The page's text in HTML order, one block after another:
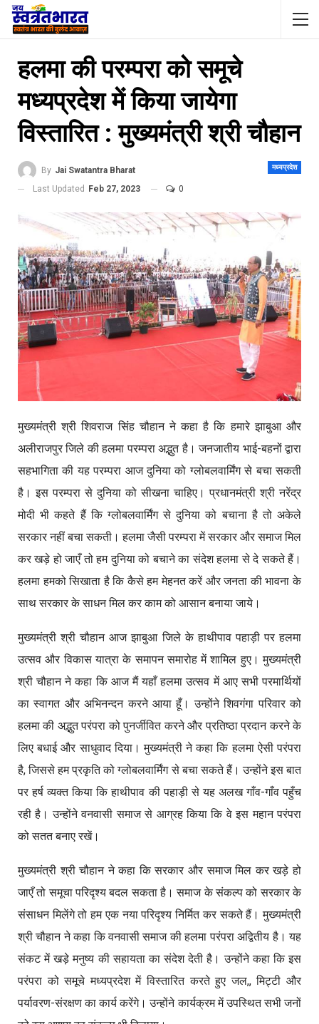
हलमा की परम्परा को समूचे
मध्यप्रदेश में किया जायेगा
विस्तारित : मुख्यमंत्री श्री चौहान
मध्यप्रदेश
By Jai Swatantra Bharat
Last Updated Feb 27, 2023 0
मुख्यमंत्री श्री शिवराज सिंह चौहान ने कहा है कि हमारे झाबुआ और
अलीराजपुर जिले की हलमा परम्परा अद्भुत है। जनजातीय भाई-बहनों द्वारा
सहभागिता की यह परम्परा आज दुनिया को ग्लोबलवार्मिंग से बचा सकती
है। इस परम्परा से दुनिया को सीखना चाहिए। प्रधानमंत्री श्री नरेंद्र
मोदी भी कहते हैं कि ग्लोबलवार्मिंग से दुनिया को बचाना है तो अकेले
सरकार नहीं बचा सकती। हलमा जैसी परम्परा में सरकार और समाज मिल
कर खड़े हो जाएँ तो हम दुनिया को बचाने का संदेश हलमा से दे सकते हैं।
हलमा हमको सिखाता है कि कैसे हम मेहनत करें और जनता की भावना के
साथ सरकार के साधन मिल कर काम को आसान बनाया जाये।
मुख्यमंत्री श्री चौहान आज झाबुआ जिले के हाथीपाव पहाड़ी पर हलमा
उत्सव और विकास यात्रा के समापन समारोह में शामिल हुए। मुख्यमंत्री
श्री चौहान ने कहा कि आज मैं यहाँ हलमा उत्सव में आए सभी परमार्थियों
का स्वागत और अभिनन्दन करने आया हूँ। उन्होंने शिवगंगा परिवार को
हलमा की अद्भुत परंपरा को पुनर्जीवित करने और प्रतिष्ठा प्रदान करने के
लिए बधाई और साधुवाद दिया। मुख्यमंत्री ने कहा कि हलमा ऐसी परंपरा
है, जिससे हम प्रकृति को ग्लोबलवार्मिंग से बचा सकते हैं। उन्होंने इस बात
पर हर्ष व्यक्त किया कि हाथीपाव की पहाड़ी से यह अलख गाँव-गाँव पहुँच
रही है। उन्होंने वनवासी समाज से आग्रह किया कि वे इस महान परंपरा
को सतत बनाए रखें।
मुख्यमंत्री श्री चौहान ने कहा कि सरकार और समाज मिल कर खड़े हो
जाएँ तो समूचा परिदृश्य बदल सकता है। समाज के संकल्प को सरकार के
संसाधन मिलेंगे तो हम एक नया परिदृश्य निर्मित कर सकते हैं। मुख्यमंत्री
श्री चौहान ने कहा कि वनवासी समाज की हलमा परंपरा अद्वितीय है। यह
संकट में खड़े मनुष्य की सहायता का संदेश देती है। उन्होंने कहा कि इस
परंपरा को समूचे मध्यप्रदेश में विस्तारित करते हुए जल,,मिट्टी और
पर्यावरण-संरक्षण का कार्य करेंगे। उन्होंने कार्यक्रम में उपस्थित सभी जनों